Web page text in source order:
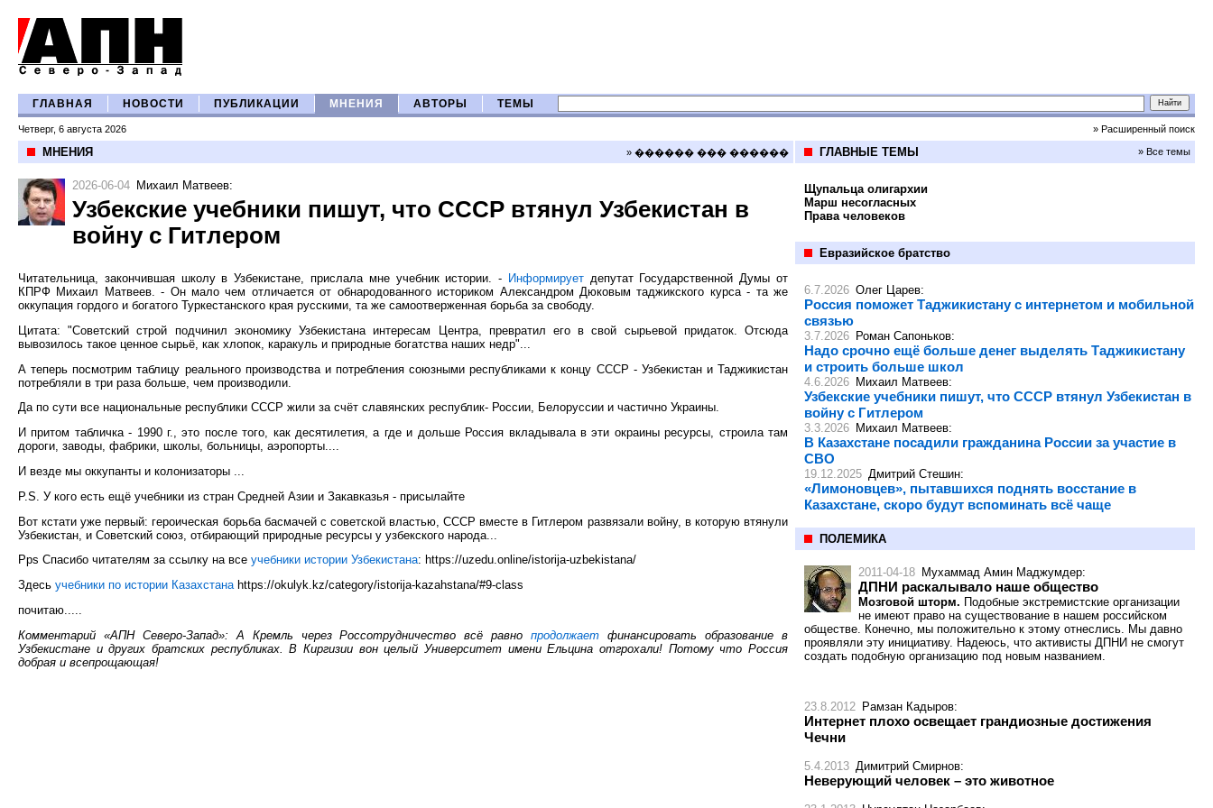
ГЛАВНАЯ НОВОСТИ ПУБЛИКАЦИИ МНЕНИЯ АВТОРЫ ТЕМЫ
Четверг, 6 августа 2026 » Расширенный поиск
МНЕНИЯ » ������ ��� ������
2026-06-04 Михаил Матвеев:
Узбекские учебники пишут, что СССР втянул Узбекистан в
войну с Гитлером
Читательница, закончившая школу в Узбекистане, прислала мне учебник истории. - Информируетдепутат Государственной Думы от
КПРФ Михаил Матвеев. - Он мало чем отличается от обнародованного историком Александром Дюковым таджикского курса - та же
оккупация гордого и богатого Туркестанского края русскими, та же самоотверженная борьба за свободу.
Цитата: "Советский строй подчинил экономику Узбекистана интересам Центра, превратил его в свой сырьевой придаток. Отсюда
вывозилось такое ценное сырьё, как хлопок, каракуль и природные богатства наших недр"...
А теперь посмотрим таблицу реального производства и потребления союзными республиками к концу СССР - Узбекистан и Таджикистан
потребляли в три раза больше, чем производили.
Да по сути все национальные республики СССР жили за счёт славянских республик- России, Белоруссии и частично Украины.
И притом табличка - 1990 г., это после того, как десятилетия, а где и дольше Россия вкладывала в эти окраины ресурсы, строила там
дороги, заводы, фабрики, школы, больницы, аэропорты....
И везде мы оккупанты и колонизаторы ...
P.S. У кого есть ещё учебники из стран Средней Азии и Закавказья - присылайте
Вот кстати уже первый: героическая борьба басмачей с советской властью, СССР вместе в Гитлером развязали войну, в которую втянули
Узбекистан, и Советский союз, отбирающий природные ресурсы у узбекского народа...
Pps Спасибо читателям за ссылку на все учебники истории Узбекистана: https://uzedu.online/istorija-uzbekistana/
Здесь учебники по истории Казахстанаhttps://okulyk.kz/category/istorija-kazahstana/#9-class
почитаю.....
Комментарий «АПН Северо-Запад»: А Кремль через Россотрудничество всё равнопродолжает финансировать образование в
Узбекистане и других братских республиках. В Киргизии вон целый Университет имени Ельцина отгрохали! Потому что Россия
добрая и всепрощающая!
ГЛАВНЫЕ ТЕМЫ » Все темы
Щупальца олигархии
Марш несогласных
Права человеков
Евразийское братство
6.7.2026 Олег Царев:
Россия поможет Таджикистану с интернетом и мобильной
связью
3.7.2026 Роман Сапоньков:
Надо срочно ещё больше денег выделять Таджикистану
и строить больше школ
4.6.2026 Михаил Матвеев:
Узбекские учебники пишут, что СССР втянул Узбекистан в
войну с Гитлером
3.3.2026 Михаил Матвеев:
В Казахстане посадили гражданина России за участие в
СВО
19.12.2025 Дмитрий Стешин:
«Лимоновцев», пытавшихся поднять восстание в
Казахстане, скоро будут вспоминать всё чаще
ПОЛЕМИКА
2011-04-18 Мухаммад Амин Маджумдер:
ДПНИ раскалывало наше общество
Мозговой шторм. Подобные экстремистские организации
не имеют право на существование в нашем российском
обществе. Конечно, мы положительно к этому отнеслись. Мы давно
проявляли эту инициативу. Надеюсь, что активисты ДПНИ не смогут
создать подобную организацию под новым названием.
23.8.2012 Рамзан Кадыров:
Интернет плохо освещает грандиозные достижения
Чечни
5.4.2013 Димитрий Смирнов:
Неверующий человек – это животное